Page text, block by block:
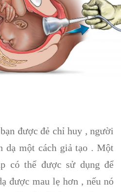
được đẻ chỉ huy , người
dạ một cách giả tạo . Một
có thể được sử dụng để
được mau lẹ hơn , nếu nó